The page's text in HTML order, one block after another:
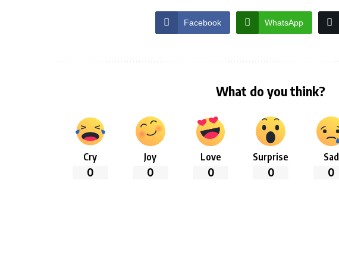
Facebook WhatsApp
What do you think?
Cry
0
Joy
0
Love
0
Surprise
0
Sad
0